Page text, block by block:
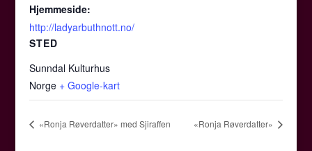
Hjemmeside:
http://ladyarbuthnott.no/
STED
Sunndal Kulturhus
Norge + Google-kart
«Ronja Røverdatter» med Sjiraffen «Ronja Røverdatter»